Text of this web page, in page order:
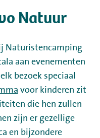
Natuur
Naturistencamping
aan evenementen
bezoek speciaal
voor kinderen zit
die hen zullen
zijn er gezellige
en bijzondere